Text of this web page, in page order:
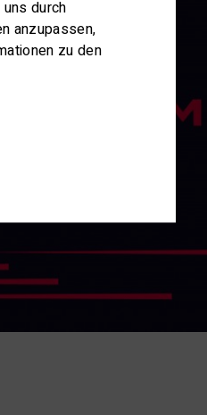
durch
anzupassen,
zu den